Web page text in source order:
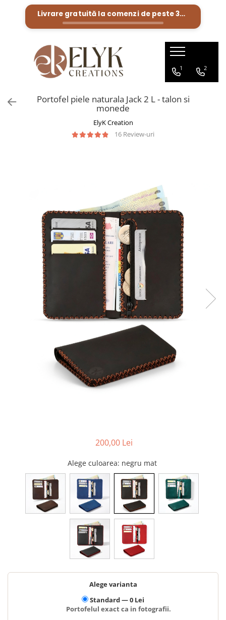
Portofele barbati
Bratari Piele
Genti femei
Portofele femei
Livrare gratuită la comenzi de peste300 Lei
1 2
Portofel piele naturala Jack 2 L - talon si
monede
ElyK Creation
16 Review-uri
200,00 Lei
Alege culoarea: negru mat
Alege varianta
Standard —0 Lei
Portofelul exact ca in fotografii.